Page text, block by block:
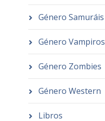
Género Samuráis
Género Vampiros
Género Zombies
Género Western
Libros